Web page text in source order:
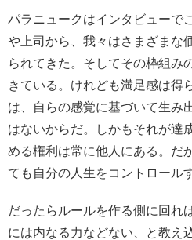
パラニュークはインタビューで
や上司から、我々はさまざまな
られてきた。そしてその枠組み
きている。けれども満足感は得
は、自らの感覚に基づいて生み
はないからだ。しかもそれが達
める権利は常に他人にある。だ
ても自分の人生をコントロール
だったらルールを作る側に回れ
には内なる力などない、と教え